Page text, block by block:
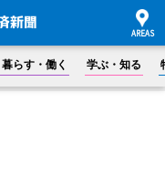
暮らす・働く 学ぶ・知る